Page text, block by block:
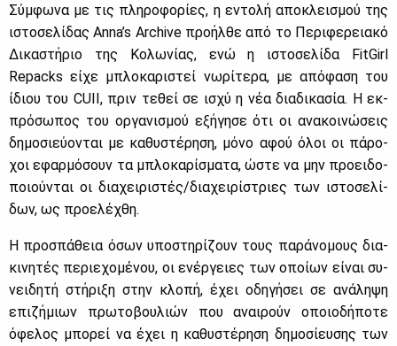
Σύμ­φω­να με τις πλη­ρο­φο­ρί­ες, η εντο­λή απο­κλει­σμού της
ιστο­σε­λί­δας Anna’s Archive προ­ήλ­θε από το Πε­ρι­φε­ρεια­κό
Δι­κα­στή­ριο της Κο­λω­νί­ας, ενώ η ιστο­σε­λί­δα FitGirl
Repacks εί­χε μπλο­κα­ρι­στεί νω­ρί­τε­ρα, με από­φα­ση του
ίδιου του CUII, πριν τε­θεί σε ισχύ η νέα δια­δι­κα­σία. Η εκ­
πρό­σω­πος του ορ­γα­νι­σμού εξή­γη­σε ότι οι ανα­κοι­νώ­σεις
δη­μο­σιεύ­ο­νται με κα­θυ­στέ­ρη­ση, μό­νο αφού όλοι οι πά­ρο­
χοι εφαρ­μό­σουν τα μπλο­κα­ρί­σμα­τα, ώστε να μην προει­δο­
ποιού­νται οι δια­χει­ρι­στές/δια­χει­ρί­στριες των ιστο­σε­λί­
δων, ως προ­ε­λέ­χθη.
Η προ­σπά­θεια όσων υπο­στη­ρί­ζουν τους πα­ρά­νο­μους δια­
κι­νη­τές πε­ριε­χο­μέ­νου, οι ενέρ­γειες των οποί­ων εί­ναι συ­
νει­δη­τή στή­ρι­ξη στην κλο­πή, έχει οδη­γή­σει σε ανά­λη­ψη
επι­ζή­μιων πρω­το­βου­λιών που αναι­ρούν οποιο­δή­πο­τε
όφε­λος μπο­ρεί να έχει η κα­θυ­στέ­ρη­ση δη­μο­σί­ευ­σης των